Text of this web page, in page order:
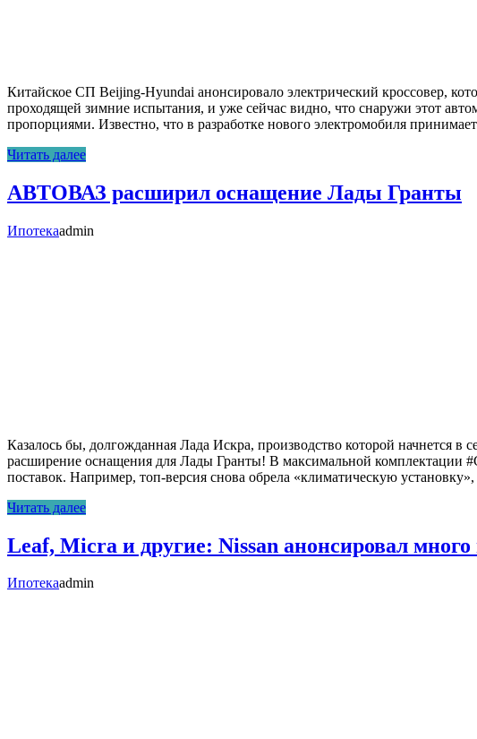
Китайское СП Beijing-Hyundai анонсировало электрический кроссовер,
проходящей зимние испытания, и уже сейчас видно, что снаружи этот
пропорциями. Известно, что в разработке нового электромобиля
Читать далее
АВТОВАЗ расширил оснащение Лады Гранты
Ипотекаadmin
Казалось бы, долгожданная Лада Искра, производство которой начнется
расширение оснащения для Лады Гранты! В максимальной комплектации
поставок. Например, топ-версия снова обрела «климатическую
Читать далее
Leaf, Micra и другие: Nissan анонсировал
Ипотекаadmin